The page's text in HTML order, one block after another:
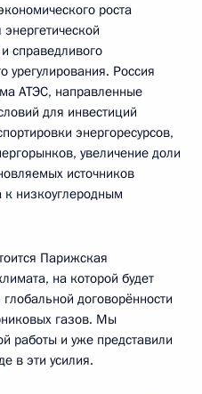
роста
справедливого
урегулирования. Россия
АТЭС, направленные
для инвестиций
энергоресурсов,
увеличение доли
источников
к низкоуглеродным
Парижская
на которой будет
договорённости
газов. Мы
работы и уже представили
в эти усилия.